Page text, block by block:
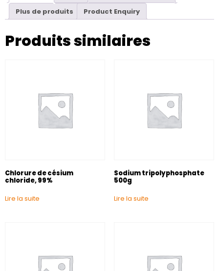
Plus de produits
Product Enquiry
Produits similaires
Chlorure de césium
chloride, 99%
Lire la suite
Sodium tripolyphosphate
500g
Lire la suite